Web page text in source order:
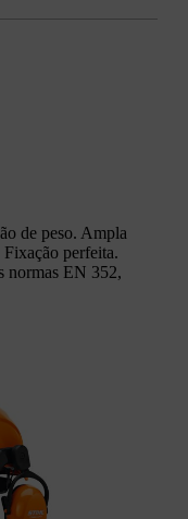
de peso. Ampla
perfeita.
normas EN 352,